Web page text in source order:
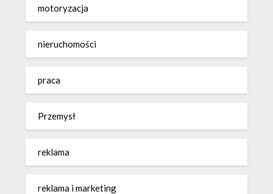
motoryzacja
nieruchomości
praca
Przemysł
reklama
reklama i marketing